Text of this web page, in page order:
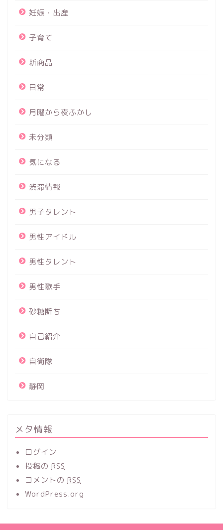
妊娠・出産
子育て
新商品
日常
月曜から夜ふかし
未分類
気になる
渋滞情報
男子タレント
男性アイドル
男性タレント
男性歌手
砂糖断ち
自己紹介
自衛隊
静岡
メタ情報
ログイン
投稿の RSS
コメントの RSS
WordPress.org